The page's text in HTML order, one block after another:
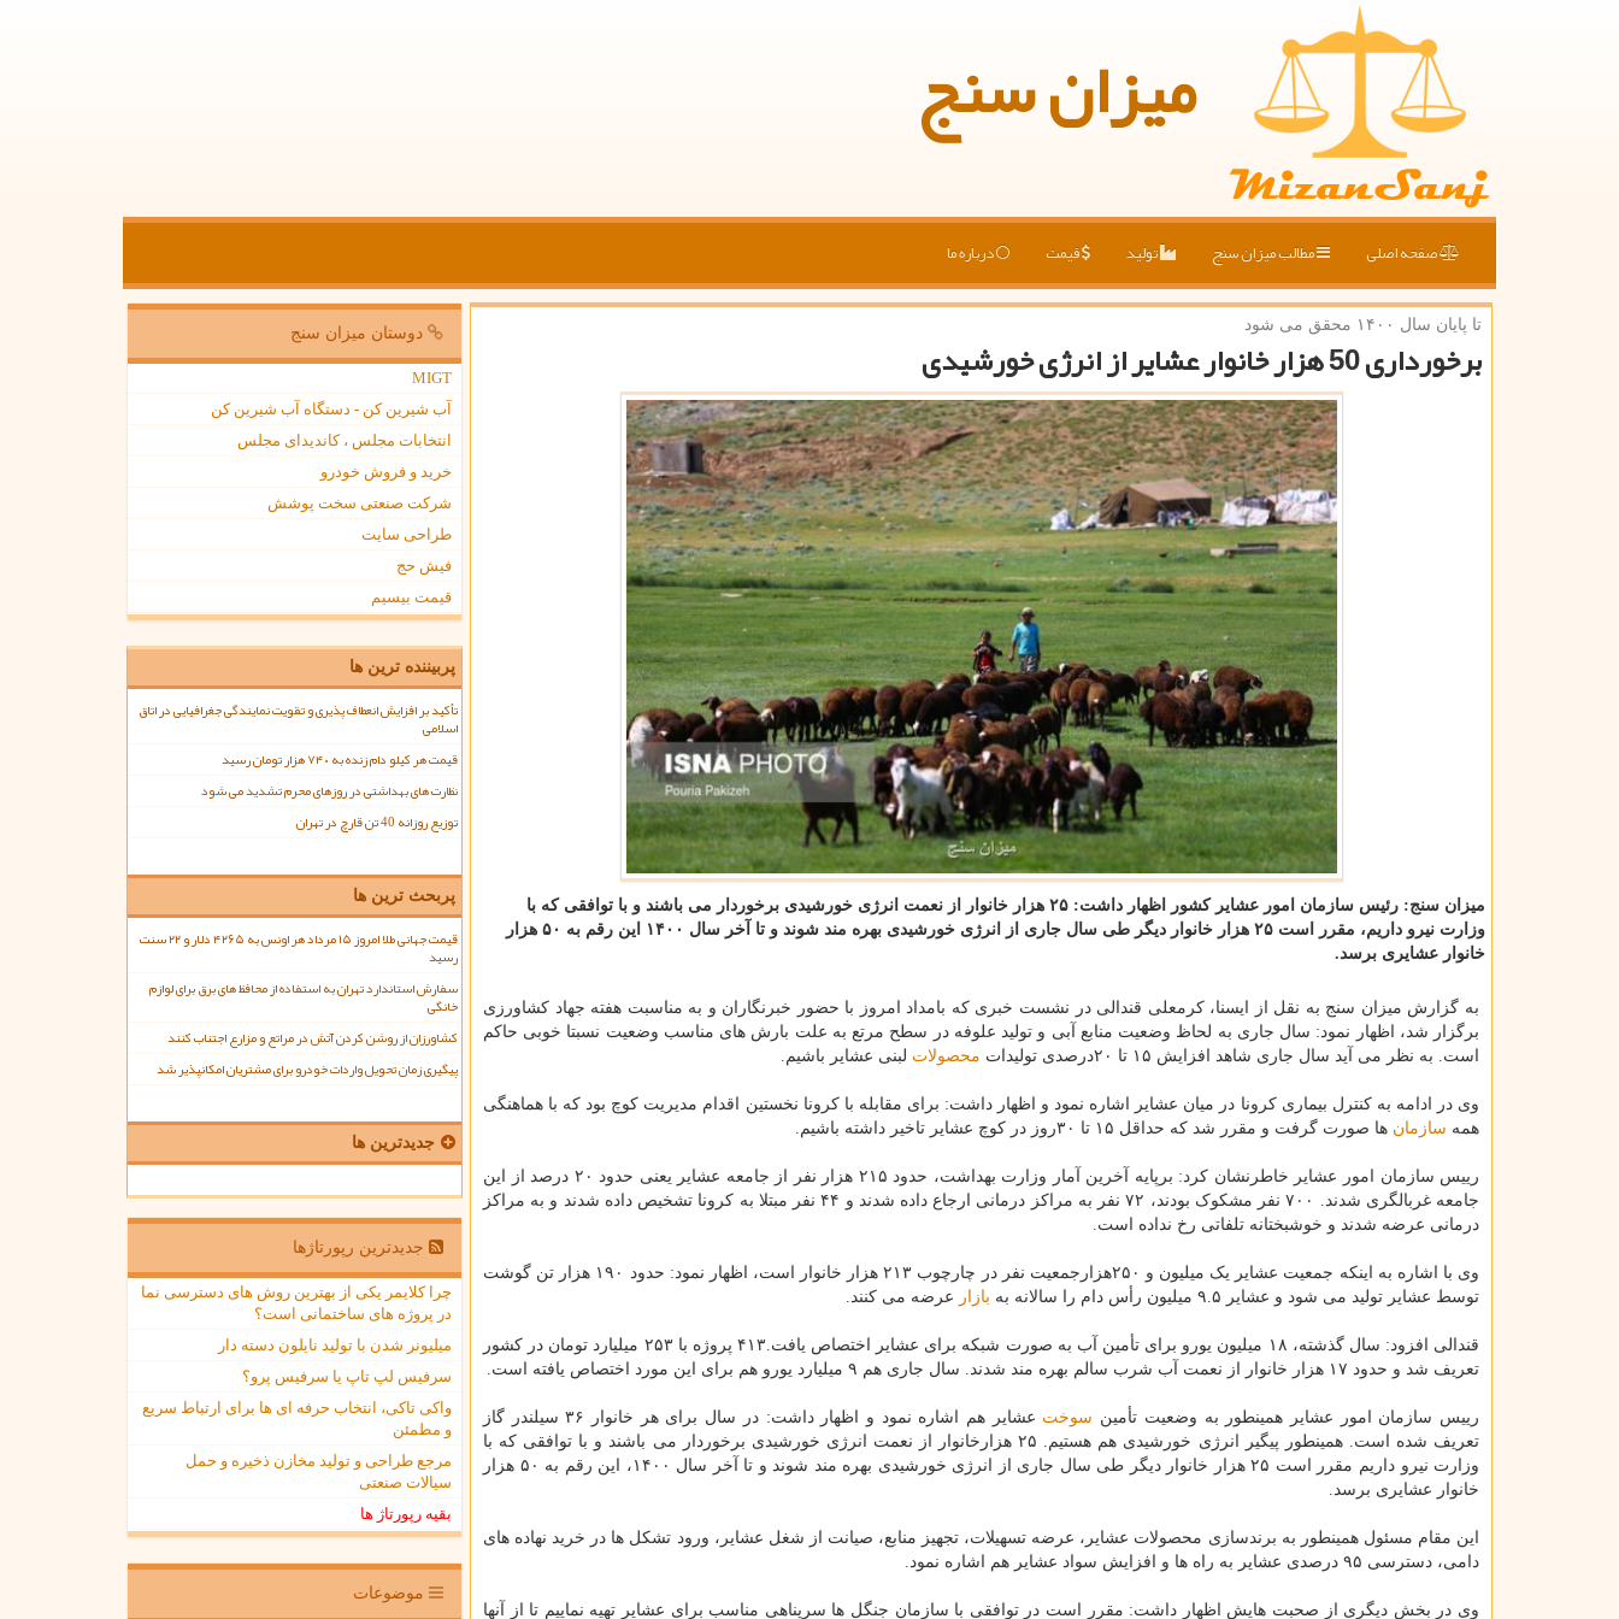
میزان سنج
صفحه اصلی مطالب میزان سنج تولید قیمت درباره ما
تا پایان سال ۱۴۰۰ محقق می شود
برخورداری 50 هزار خانوار عشایر از انرژی خورشیدی
میزان سنج: رئیس سازمان امور عشایر كشور اظهار داشت: ۲۵ هزار خانوار از نعمت انرژی خورشیدی برخوردار می باشند و با توافقی كه با
وزارت نیرو داریم، مقرر است ۲۵ هزار خانوار دیگر طی سال جاری از انرژی خورشیدی بهره مند شوند و تا آخر سال ۱۴۰۰ این رقم به ۵۰ هزار
خانوار عشایری برسد.
به گزارش میزان سنج به نقل از ایسنا، کرمعلی قندالی در نشست خبری که بامداد امروز با حضور خبرنگاران و به مناسبت هفته جهاد کشاورزی
برگزار شد، اظهار نمود: سال جاری به لحاظ وضعیت منابع آبی و تولید علوفه در سطح مرتع به علت بارش های مناسب وضعیت نسبتا خوبی حاکم
است. به نظر می آید سال جاری شاهد افزایش ۱۵ تا ۲۰درصدی تولیدات
محصولات لبنی عشایر باشیم.
وی در ادامه به کنترل بیماری کرونا در میان عشایر اشاره نمود و اظهار داشت: برای مقابله با کرونا نخستین اقدام مدیریت کوچ بود که با هماهنگی
همه سازمان ها صورت گرفت و مقرر شد که حداقل ۱۵ تا ۳۰روز در کوچ عشایر تاخیر داشته باشیم.
رییس سازمان امور عشایر خاطرنشان کرد: برپایه آخرین آمار وزارت بهداشت، حدود ۲۱۵ هزار نفر از جامعه عشایر یعنی حدود ۲۰ درصد از این
جامعه غربالگری شدند. ۷۰۰ نفر مشکوک بودند، ۷۲ نفر به مراکز درمانی ارجاع داده شدند و ۴۴ نفر مبتلا به کرونا تشخیص داده شدند و به مراکز
درمانی عرضه شدند و خوشبختانه تلفاتی رخ نداده است.
وی با اشاره به اینکه جمعیت عشایر یک میلیون و ۲۵۰هزارجمعیت نفر در چارچوب ۲۱۳ هزار خانوار است، اظهار نمود: حدود ۱۹۰ هزار تن گوشت
توسط عشایر تولید می شود و عشایر ۹.۵ میلیون رأس دام را سالانه به
بازار عرضه می کنند.
قندالی افزود: سال گذشته، ۱۸ میلیون یورو برای تأمین آب به صورت شبکه برای عشایر اختصاص یافت.۴۱۳ پروژه با ۲۵۳ میلیارد تومان در کشور
تعریف شد و حدود ۱۷ هزار خانوار از نعمت آب شرب سالم بهره مند شدند. سال جاری هم ۹ میلیارد یورو هم برای این مورد اختصاص یافته است.
رییس سازمان امور عشایر همینطور به وضعیت تأمین سوخت
عشایر هم اشاره نمود و اظهار داشت: در سال برای هر خانوار ۳۶ سیلندر گاز
تعریف شده است. همینطور پیگیر انرژی خورشیدی هم هستیم. ۲۵ هزارخانوار از نعمت انرژی خورشیدی برخوردار می باشند و با توافقی که با
وزارت نیرو داریم مقرر است ۲۵ هزار خانوار دیگر طی سال جاری از انرژی خورشیدی بهره مند شوند و تا آخر سال ۱۴۰۰، این رقم به ۵۰ هزار
خانوار عشایری برسد.
این مقام مسئول همینطور به برندسازی محصولات عشایر، عرضه تسهیلات، تجهیز منابع، صیانت از شغل عشایر، ورود تشکل ها در خرید نهاده های
دامی، دسترسی ۹۵ درصدی عشایر به راه ها و افزایش سواد عشایر هم اشاره نمود.
وی در بخش دیگری از صحبت هایش اظهار داشت: مقرر است در توافقی با سازمان جنگل ها سرپناهی مناسب برای عشایر تهیه نماییم تا از آنها
دوستان میزان سنج
MIGT
آب شیرین کن - دستگاه آب شیرین کن
انتخابات مجلس ، کاندیدای مجلس
خرید و فروش خودرو
شرکت صنعتی سخت پوشش
طراحی سایت
فیش حج
قیمت بیسیم
پربیننده ترین ها
تأکید بر افزایش انعطاف پذیری و تقویت نمایندگی جغرافیایی در اتاق
اسلامی
قیمت هر کیلو دام زنده به ۷۴۰ هزار تومان رسید
نظارت های بهداشتی در روزهای محرم تشدید می شود
توزیع روزانه 40 تن قارچ در تهران
پربحث ترین ها
قیمت جهانی طلا امروز ۱۵ مرداد هر اونس به ۴۲۶۵ دلار و ۲۲ سنت
رسید
سفارش استاندارد تهران به استفاده از محافظ های برق برای لوازم
خانگی
کشاورزان از روشن کردن آتش در مراتع و مزارع اجتناب کنند
پیگیری زمان تحویل واردات خودرو برای مشتریان امکانپذیر شد
جدیدترین ها
جدیدترین رپورتاژها
چرا کلایمر یکی از بهترین روش های دسترسی نما
در پروژه های ساختمانی است؟
میلیونر شدن با تولید نایلون دسته دار
سرفیس لپ تاپ یا سرفیس پرو؟
واکی تاکی، انتخاب حرفه ای ها برای ارتباط سریع
و مطمئن
مرجع طراحی و تولید مخازن ذخیره و حمل
سیالات صنعتی
بقیه رپورتاژ ها
موضوعات